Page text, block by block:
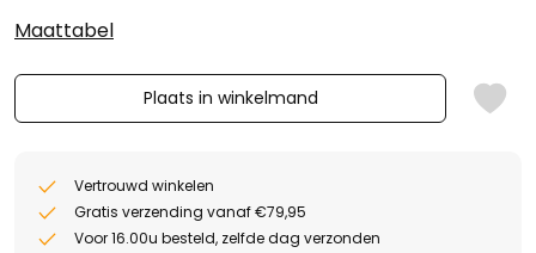
Maattabel
Plaats in winkelmand
Vertrouwd winkelen
Gratis verzending vanaf €79,95
Voor 16.00u besteld, zelfde dag verzonden